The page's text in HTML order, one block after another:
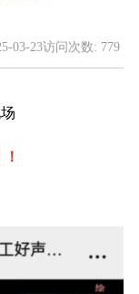
03-23访问次数: 779